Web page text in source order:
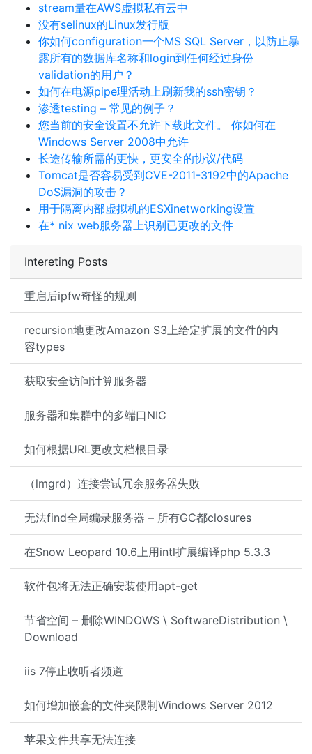
Intereting Posts
重启后ipfw奇怪的规则
recursion地更改Amazon S3上给定扩展的文件的内
容types
获取安全访问计算服务器
服务器和集群中的多端口NIC
如何根据URL更改文档根目录
（lmgrd）连接尝试冗余服务器失败
无法find全局编录服务器 – 所有GC都closures
在Snow Leopard 10.6上用intl扩展编译php 5.3.3
软件包将无法正确安装使用apt-get
节省空间 – 删除WINDOWS \ SoftwareDistribution \
Download
iis 7停止收听者频道
如何增加嵌套的文件夹限制Windows Server 2012
苹果文件共享无法连接
stream量在AWS虚拟私有云中
没有selinux的Linux发行版
你如何configuration一个MS SQL Server，以防止暴
露所有的数据库名称和login到任何经过身份
validation的用户？
如何在电源pipe理活动上刷新我的ssh密钥？
渗透testing – 常见的例子？
您当前的安全设置不允许下载此文件。 你如何在
Windows Server 2008中允许
长途传输所需的更快，更安全的协议/代码
Tomcat是否容易受到CVE-2011-3192中的Apache
DoS漏洞的攻击？
用于隔离内部虚拟机的ESXinetworking设置
在* nix web服务器上识别已更改的文件